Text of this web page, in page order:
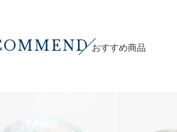
おすすめ商品